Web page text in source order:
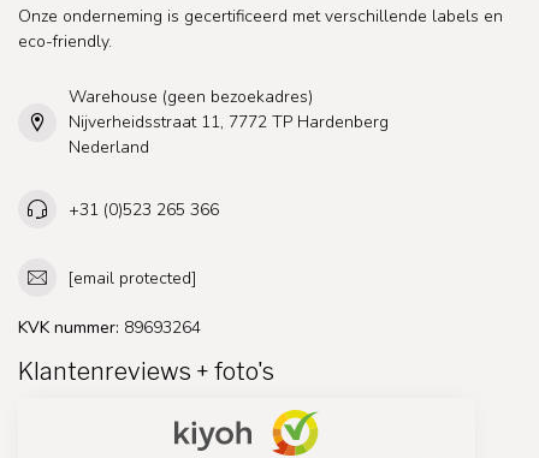
Onze onderneming is gecertificeerd met verschillende labels en
eco-friendly.
Warehouse (geen bezoekadres)
Nijverheidsstraat 11, 7772 TP Hardenberg
Nederland
+31 (0)523 265 366
[email protected]
KVK nummer: 89693264
Klantenreviews + foto's